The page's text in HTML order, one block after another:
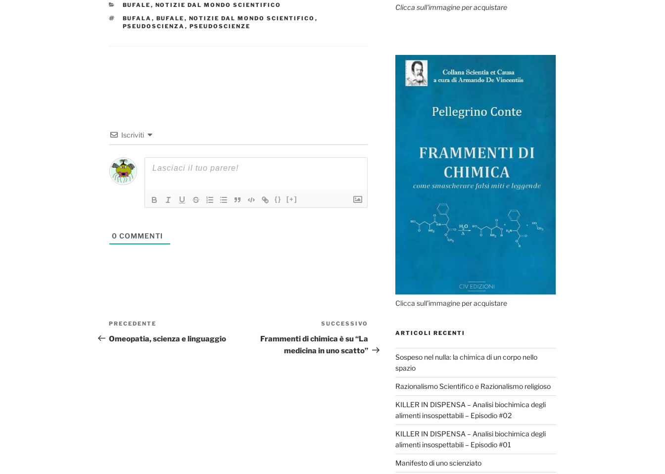
CATEGORIE
BUFALE , NOTIZIE DAL MONDO SCIENTIFICO
TAG
BUFALA , BUFALE , NOTIZIE DAL MONDO SCIENTIFICO ,
PSEUDOSCIENZA , PSEUDOSCIENZE
Iscriviti
{} [+]
0 COMMENTI
Navigazione
articoli
Articolo
precedente:
PRECEDENTE
Omeopatia, scienza e linguaggio
successivo
SUCCESSIVO
Frammenti di chimica è su “La
medicina in uno scatto”
Clicca sull'immagine per acquistare
Clicca sull'immagine per acquistare
ARTICOLI RECENTI
Sospeso nel nulla: la chimica di un corpo nello
spazio
Razionalismo Scientifico e Razionalismo religioso
KILLER IN DISPENSA – Analisi biochimica degli
alimenti insospettabili – Episodio #02
KILLER IN DISPENSA – Analisi biochimica degli
alimenti insospettabili – Episodio #01
Manifesto di uno scienziato